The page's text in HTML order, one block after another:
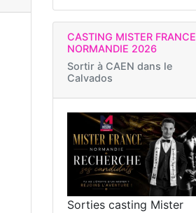
CASTING MISTER FRANCE
NORMANDIE 2026
Sortir à CAEN dans le
Calvados
Sorties casting Mister